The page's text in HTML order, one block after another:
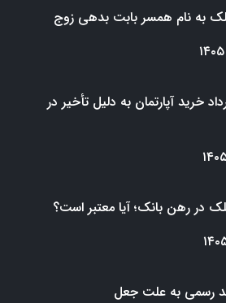
به نام همسر بابت بدهی زوج
خرید آپارتمان به دلیل تأخیر در
در رهن بانک؛ آیا معتبر است؟
رسمی به علت جعل